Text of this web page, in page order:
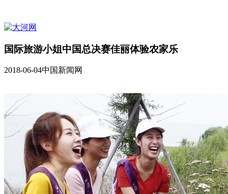
国际旅游小姐中国总决赛佳丽体验农家乐
2018-06-04中国新闻网